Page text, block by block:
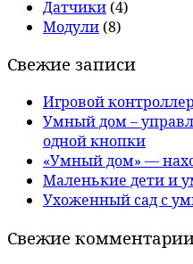
Датчики (4)
Модули (8)
Свежие записи
Игровой
Умный дом –
одной кнопки
«Умный дом» —
Маленькие дети и
Ухоженный сад с
Свежие